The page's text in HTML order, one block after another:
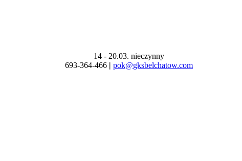
14 - 20.03. nieczynny
693-364-466 | pok@gksbelchatow.com